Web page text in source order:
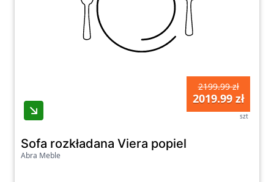
2199.99 zł
2019.99 zł
szt
Sofa rozkładana Viera popiel
Abra Meble